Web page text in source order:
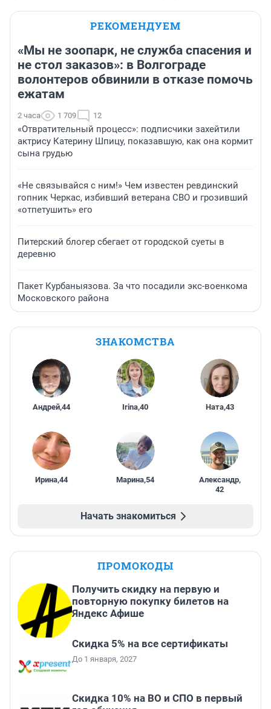
РЕКОМЕНДУЕМ
«Мы не зоопарк, не служба спасения и
не стол заказов»: в Волгограде
волонтеров обвинили в отказе помочь
ежатам
2 часа 1 709 12
«Отвратительный процесс»: подписчики захейтили
актрису Катерину Шпицу, показавшую, как она кормит
сына грудью
«Не связывайся с ним!» Чем известен ревдинский
гопник Черкас, избивший ветерана СВО и грозивший
«отпетушить» его
Питерский блогер сбегает от городской суеты в
деревню
Пакет Курбаныязова. За что посадили экс-военкома
Московского района
ЗНАКОМСТВА
Андрей,44 Irina,40 Ната,43
Ирина,44 Марина,54 Александр,
42
Начать знакомиться
ПРОМОКОДЫ
Получить скидку на первую и
повторную покупку билетов на
Яндекс Афише
Скидка 5% на все сертификаты
До 1 января, 2027
Скидка 10% на ВО и СПО в первый